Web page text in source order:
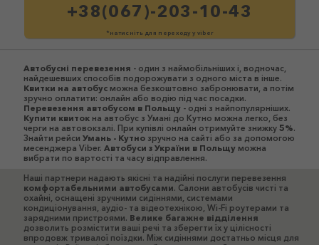
+38(067)-203-10-43
*натисніть для переходу у viber
Автобусні перевезення - один з наймобільніших і, водночас,
найдешевших способів подорожувати з одного міста в інше.
Квитки на автобусможна безкоштовно забронювати, а потім
зручно оплатити: онлайн або водію під час посадки.
Перевезення автобусом в Польщу- одні з найпопулярніших.
Купити квитокна автобус з Умані до Кутно можна легко, без
черги на автовокзалі. При купівлі онлайн отримуйте знижку 5%.
Знайти рейси Умань - Кутнозручно на сайті або за допомогою
месенджера Viber. Автобуси з України в Польщуможна
вибрати по вартості та часу відправлення.
Наші партнери надають якісні та надійні послуги перевезення
комфортабельними автобусами. Салони автобусів чисті та
охайні, оснащені зручними сидіннями, системами
кондиціонування, аудіо- та відеотехнікою, Wi-Fi роутерами та
зарядними пристроями. Велике багажне відділення
дозволить розмістити ваші речі та зберегти їх у цілісності
впродовж тривалої поїздки. Між сидіннями достатньо місця для